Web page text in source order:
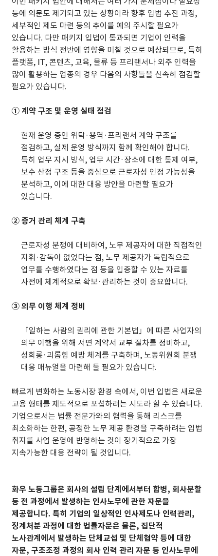
등에 의문도 제기되고 있는 상황이라 향후 입법 추진 과정,
세부적인 제도 마련 등의 추이를 예의 주시할 필요가
있습니다. 다만 패키지 입법이 통과되면 기업이 인력을
활용하는 방식 전반에 영향을 미칠 것으로 예상되므로, 특히
플랫폼, IT, 콘텐츠, 교육, 물류 등 프리랜서나 외주 인력을
많이 활용하는 업종의 경우 다음의 사항들을 신속히 점검할
필요가 있습니다.
① 계약 구조 및 운영 실태 점검
현재 운영 중인 위탁·용역·프리랜서 계약 구조를
점검하고, 실제 운영 방식까지 함께 확인해야 합니다.
특히 업무 지시 방식, 업무 시간·장소에 대한 통제 여부,
보수 산정 구조 등을 중심으로 근로자성 인정 가능성을
분석하고, 이에 대한 대응 방안을 마련할 필요가
있습니다.
② 증거 관리 체계 구축
근로자성 분쟁에 대비하여, 노무 제공자에 대한 직접적인
지휘·감독이 없었다는 점, 노무 제공자가 독립적으로
업무를 수행하였다는 점 등을 입증할 수 있는 자료를
사전에 체계적으로 확보·관리하는 것이 중요합니다.
③ 의무 이행 체계 정비
「일하는 사람의 권리에 관한 기본법」에 따른 사업자의
의무 이행을 위해 서면 계약서 교부 절차를 정비하고,
성희롱·괴롭힘 예방 체계를 구축하며, 노동위원회 분쟁
대응 매뉴얼을 마련해 둘 필요가 있습니다.
빠르게 변화하는 노동시장 환경 속에서, 이번 입법은 새로운
고용 형태를 제도적으로 포섭하려는 시도라 할 수 있습니다.
기업으로서는 법률 전문가와의 협력을 통해 리스크를
최소화하는 한편, 공정한 노무 제공 환경을 구축하려는 입법
취지를 사업 운영에 반영하는 것이 장기적으로 가장
지속가능한 대응 전략이 될 것입니다.
화우 노동그룹은 회사의 설립 단계에서부터 합병, 회사분할
등 전 과정에서 발생하는 인사노무에 관한 자문을
제공합니다. 특히 기업의 일상적인 인사제도나 인력관리,
징계처분 과정에 대한 법률자문은 물론, 집단적
노사관계에서 발생하는 단체교섭 및 단체협약 등에 대한
자문, 구조조정 과정의 회사 인력 관리 자문 등 인사노무에